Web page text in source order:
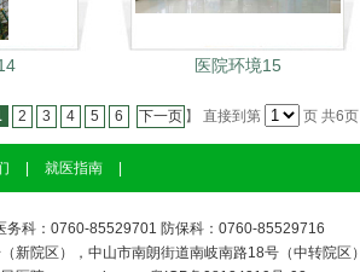
医院环境15
2 3 4 5 6 下一页 】 直接到第 页 共6页
就医指南
务科：0760-85529701 防保科：0760-85529716
新院区），中山市南朗街道南岐南路18号（中转院区）